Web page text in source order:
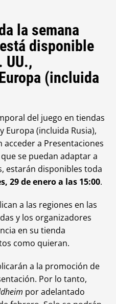
la semana
disponible
UU.,
(incluida
del juego en tiendas
Europa (incluida Rusia),
a Presentaciones
se puedan adaptar a
estarán disponibles toda
29 de enero a las 15:00.
a las regiones en las
y los organizadores
en su tienda
como quieran.
a la promoción de
Por lo tanto,
por adelantado